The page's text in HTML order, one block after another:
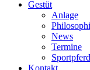
Gestüt
Anlage
News
Termine